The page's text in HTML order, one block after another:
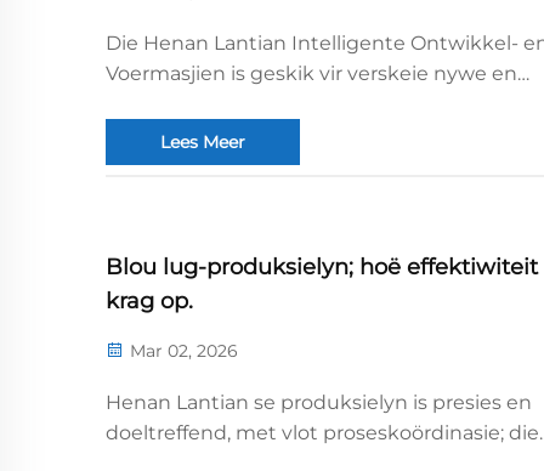
Die Henan Lantian Intelligente Ontwikkel-
Voermasjien is geskik vir verskeie nywe en
produsie-effektiwiteit en -gehalte
Die drie-een-model is doeltreffend, presies en
Lees Meer
Blou lug-produksielyn; hoë effektiwiteit
krag op.
Mar 02, 2026
Henan Lantian se produksielyn is presies en
doeltreffend, met vlot proseskoördinasie; die